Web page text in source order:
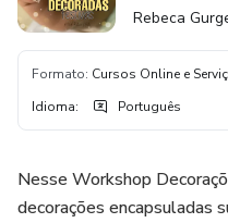
Rebeca
Formato: Cursos Online e
Idioma: Português
Nesse Workshop
decorações encapsuladas